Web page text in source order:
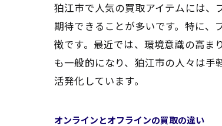
狛江市で人気の買取アイテムには、
期待できることが多いです。特に、
徴です。最近では、環境意識の高ま
も一般的になり、狛江市の人々は
活発化しています。
オンラインとオフラインの買取の違い